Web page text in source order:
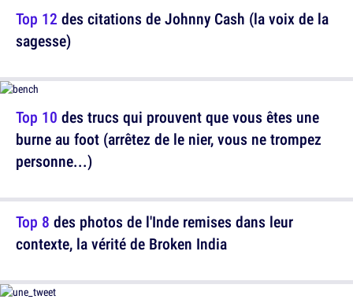
Top 12 des citations de Johnny Cash (la voix de la
sagesse)
Top 8 des photos de l'Inde remises dans leur
contexte, la vérité de Broken India
Top 10 des trucs qui prouvent que vous êtes une
burne au foot (arrêtez de le nier, vous ne trompez
personne...)